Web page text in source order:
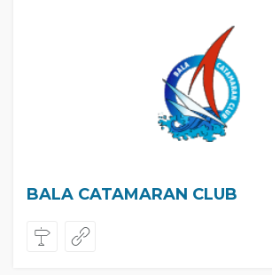
BALA CATAMARAN CLUB